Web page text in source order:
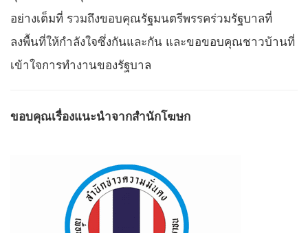
อย่างเต็มที่ รวมถึงขอบคุณรัฐมนตรีพรรคร่วมรัฐบาลที่
ลงพื้นที่ให้กำลังใจซึ่งกันและกัน และขอขอบคุณชาวบ้านที่
เข้าใจการทำงานของรัฐบาล
ขอบคุณเรื่องแนะนำจากสำนักโฆษก